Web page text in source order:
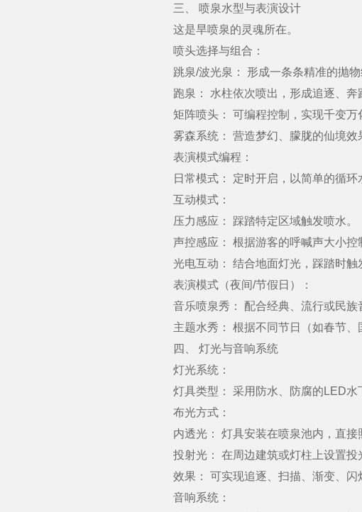
三、 喷泉水型与表演设计
这是旱喷泉的灵魂所在。
喷头选择与组合：
跳泉/波光泉： 形成一条条精准的抛物
跑泉： 水柱依次喷出，形成追逐、奔
矩阵喷头： 可编程控制，实现千变万
雾森系统： 营造梦幻、朦胧的仙境效
表演模式编程：
日常模式： 定时开启，以简单的循环
互动模式：
压力感应： 踩踏特定区域触发喷水。
声控感应： 根据游客的呼喊声大小控
光电互动： 结合地面灯光，踩踏时触
表演模式（夜间/节假日）：
音乐喷泉秀： 配合经典、流行或民族
主题水秀： 根据不同节日（如春节、
四、 灯光与音响系统
灯光系统：
灯具类型： 采用防水、防腐的LED水
布光方式：
内透光： 灯具安装在喷泉池内，直接
投射光： 在周边建筑或灯柱上设置投
效果： 可实现追逐、扫描、渐变、闪
音响系统：